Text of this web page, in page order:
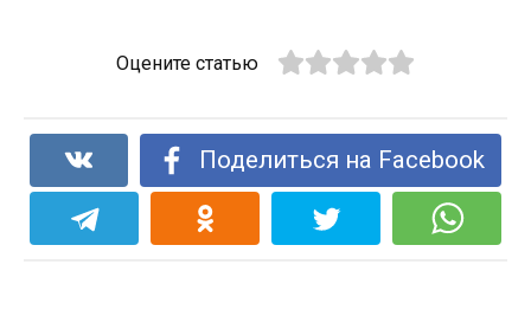
Оцените статью
Поделиться на Facebook